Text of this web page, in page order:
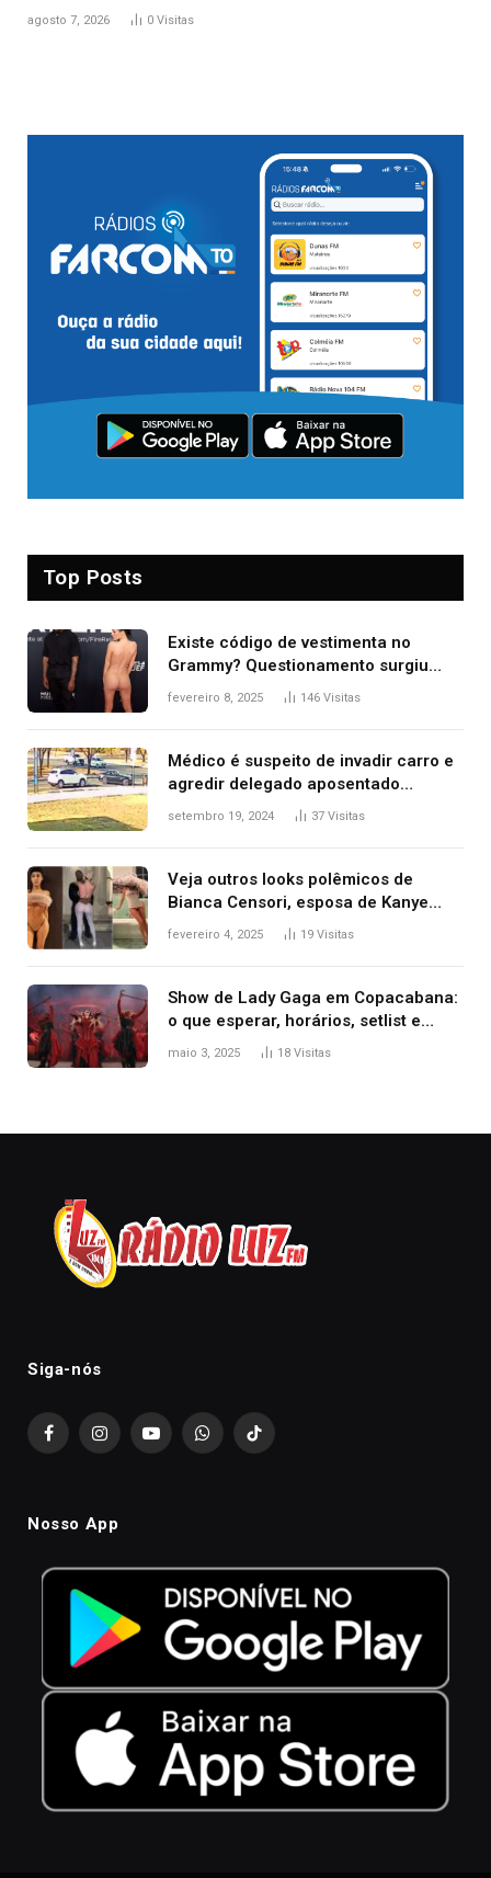
agosto 7, 2026 0 Visitas
Top Posts
Existe código de vestimenta no
Grammy? Questionamento surgiu
após Bianca Censori, mulher de
fevereiro 8, 2025 146 Visitas
Médico é suspeito de invadir carro e
agredir delegado aposentado
durante confusão no trânsito
setembro 19, 2024 37 Visitas
Veja outros looks polêmicos de
Bianca Censori, esposa de Kanye
West que apareceu nua no Grammy
fevereiro 4, 2025 19 Visitas
Show de Lady Gaga em Copacabana:
o que esperar, horários, setlist e
onde assistir
maio 3, 2025 18 Visitas
Siga-nós
FacebookInstagramYouTubeWhatsAppTikTok
Nosso App